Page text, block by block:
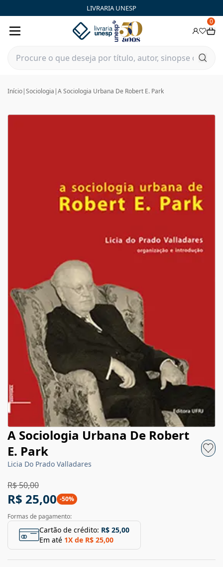
LIVRARIA UNESP
0
Início|Sociologia |A Sociologia Urbana De Robert E. Park
A Sociologia Urbana De Robert
E. Park
Licia Do Prado Valladares
R$ 50,00
R$ 25,00 -50%
Formas de pagamento:
Cartão de crédito: R$ 25,00
Em até 1X de R$ 25,00